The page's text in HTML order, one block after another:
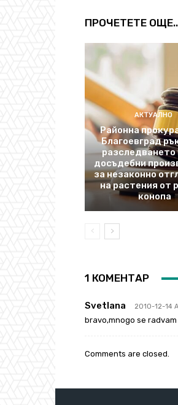
ПРОЧЕТЕТЕ ОЩЕ..
АКТУАЛНО
Районна
Благоевград
разследването
досъдебни
за незаконно
на растения от
конопа
1 КОМЕНТАР
Svetlana 2010-12-14
bravo,mnogo se radvam
Comments are closed.